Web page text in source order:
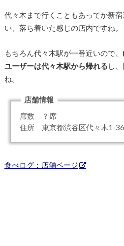
代々木まで行くこともあってか新
い、落ち着いた感じの店内ですね。
もちろん代々木駅が一番近いので、
ユーザーは代々木駅から帰れる し
ね。
店舗情報
席数 ？席
住所 東京都渋谷区代々木1-
食べログ：店舗ページ